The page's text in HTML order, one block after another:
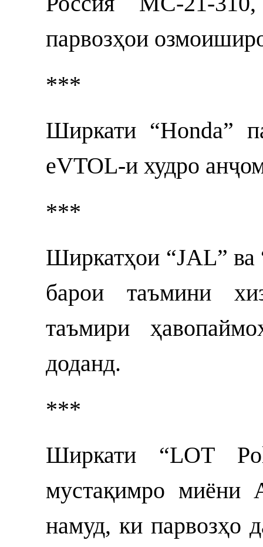
парвозҳои
***
Ширкати “Honda”
eVTOL-и худро
***
Ширкатҳои “JAL”
барои таъмини
таъмири
доданд.
***
Ширкати “LOT
мустақимро миёни
намуд, ки парвозҳо